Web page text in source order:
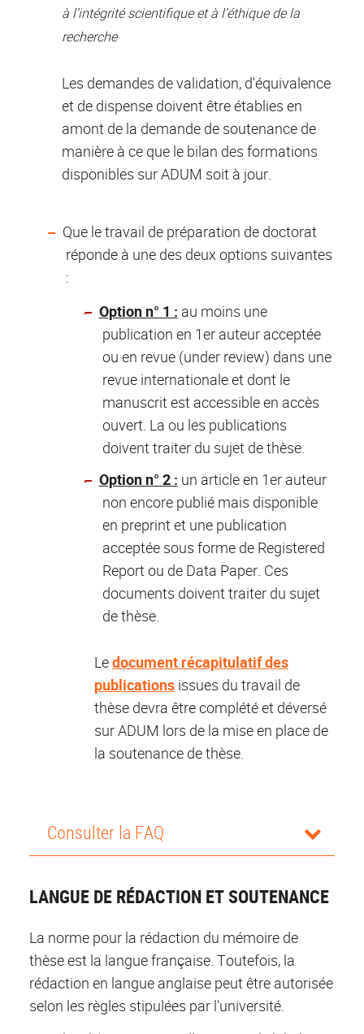
à l’intégrité scientifique et à l’éthique de la
recherche
Les demandes de validation, d'équivalence
et de dispense doivent être établies en
amont de la demande de soutenance de
manière à ce que le bilan des formations
disponibles sur ADUM soit à jour.
Que le travail de préparation de doctorat
réponde à une des deux options suivantes
:
Option n° 1 : au moins une
publication en 1er auteur acceptée
ou en revue (under review) dans une
revue internationale et dont le
manuscrit est accessible en accès
ouvert. La ou les publications
doivent traiter du sujet de thèse.
Option n° 2 : un article en 1er auteur
non encore publié mais disponible
en preprint et une publication
acceptée sous forme de Registered
Report ou de Data Paper. Ces
documents doivent traiter du sujet
de thèse.
Ledocument récapitulatif des
publications issues du travail de
thèse devra être complété et déversé
sur ADUM lors de la mise en place de
la soutenance de thèse.
Consulter la FAQ
LANGUE DE RÉDACTION ET SOUTENANCE
La norme pour la rédaction du mémoire de
thèse est la langue française. Toutefois, la
rédaction en langue anglaise peut être autorisée
selon les règles stipulées par l'université.